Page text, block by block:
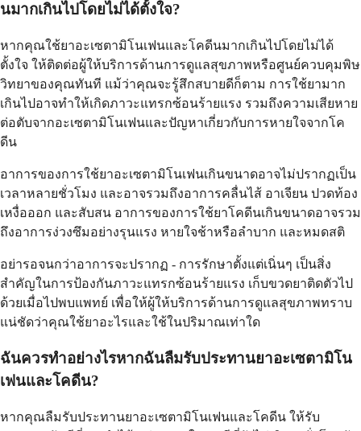
นมากเกินไปโดยไม่ได้ตั้งใจ?
หากคุณใช้ยาอะเซตามิโนเฟนและโคดีนมากเกินไปโดยไม่ได้
ตั้งใจ ให้ติดต่อผู้ให้บริการด้านการดูแลสุขภาพหรือศูนย์ควบคุมพิษ
วิทยาของคุณทันที แม้ว่าคุณจะรู้สึกสบายดีก็ตาม การใช้ยามาก
เกินไปอาจทำให้เกิดภาวะแทรกซ้อนร้ายแรง รวมถึงความเสียหาย
ต่อตับจากอะเซตามิโนเฟนและปัญหาเกี่ยวกับการหายใจจากโค
ดีน
อาการของการใช้ยาอะเซตามิโนเฟนเกินขนาดอาจไม่ปรากฏเป็น
เวลาหลายชั่วโมง และอาจรวมถึงอาการคลื่นไส้ อาเจียน ปวดท้อง
เหงื่อออก และสับสน อาการของการใช้ยาโคดีนเกินขนาดอาจรวม
ถึงอาการง่วงซึมอย่างรุนแรง หายใจช้าหรือลำบาก และหมดสติ
อย่ารอจนกว่าอาการจะปรากฏ - การรักษาตั้งแต่เนิ่นๆ เป็นสิ่ง
สำคัญในการป้องกันภาวะแทรกซ้อนร้ายแรง เก็บขวดยาติดตัวไป
ด้วยเมื่อไปพบแพทย์ เพื่อให้ผู้ให้บริการด้านการดูแลสุขภาพทราบ
แน่ชัดว่าคุณใช้ยาอะไรและใช้ในปริมาณเท่าใด
ฉันควรทำอย่างไรหากฉันลืมรับประทานยาอะเซตามิโน
เฟนและโคดีน?
หากคุณลืมรับประทานยาอะเซตามิโนเฟนและโคดีน ให้รับ